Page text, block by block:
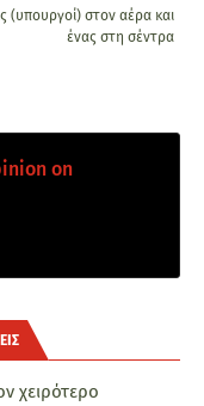
(υπουργοί) στον αέρα και
ένας στη σέντρα
on
χειρότερο